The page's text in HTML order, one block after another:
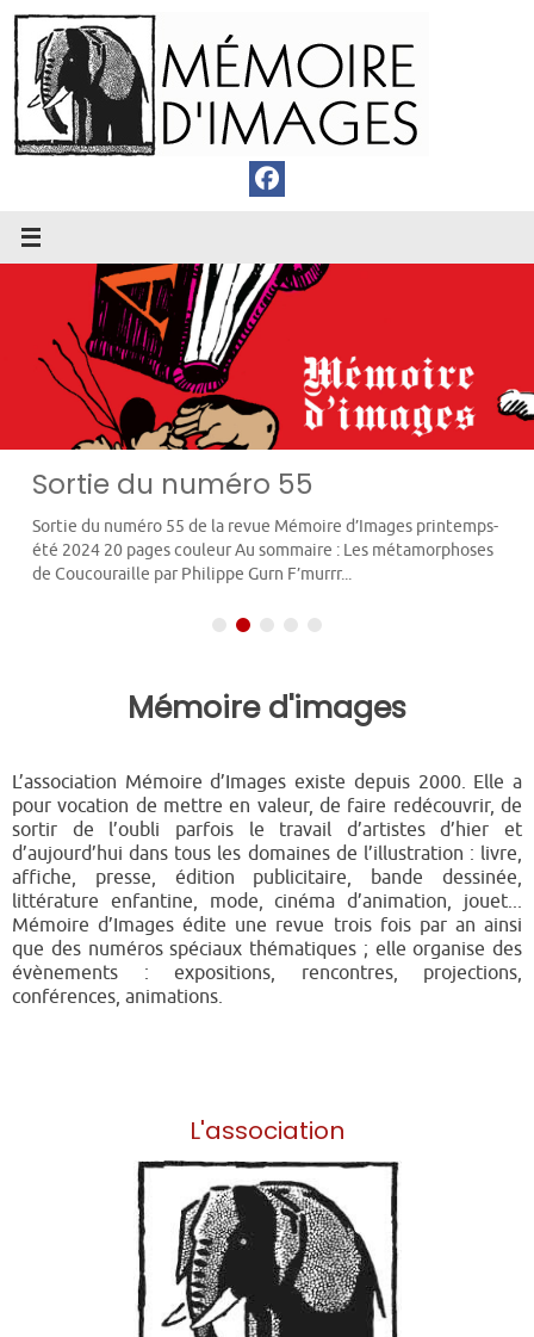
Passer
au
contenu
Sortie du numéro 55
Sortie du numéro 55 de la revue Mémoire d’Images printemps-
été 2024 20 pages couleur Au sommaire : Les métamorphoses
de Coucouraille par Philippe Gurn F’murrr...
Mémoire d'images
L’association Mémoire d’Images existe depuis 2000. Elle a
pour vocation de mettre en valeur, de faire redécouvrir, de
sortir de l’oubli parfois le travail d’artistes d’hier et
d’aujourd’hui dans tous les domaines de l’illustration : livre,
affiche, presse, édition publicitaire, bande dessinée,
littérature enfantine, mode, cinéma d’animation, jouet...
Mémoire d’Images édite une revue trois fois par an ainsi
que des numéros spéciaux thématiques ; elle organise des
évènements : expositions, rencontres, projections,
conférences, animations.
L'association